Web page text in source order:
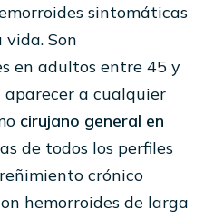
sintomáticas
Son
en adultos entre 45 y
aparecer a cualquier
cirujano general en
de todos los perfiles
crónico
hemorroides de larga